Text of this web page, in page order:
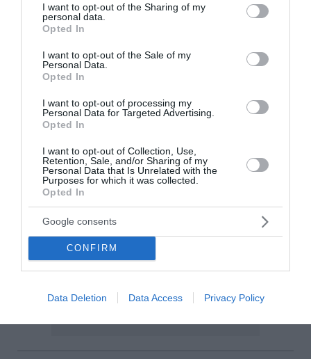
not limited to your visit or usage behaviour. You may click to
grant or deny consent to Google and its third-party tags to
use your data for below specified purposes in below Google
consent section.
I want to opt-out of the Sharing of my
personal data.
Opted In
I want to opt-out of the Sale of my
Personal Data.
Opted In
I want to opt-out of processing my
Personal Data for Targeted Advertising.
Opted In
I want to opt-out of Collection, Use,
Retention, Sale, and/or Sharing of my
Personal Data that Is Unrelated with the
Purposes for which it was collected.
Opted In
Google consents
CONFIRM
Data Deletion Data Access Privacy Policy